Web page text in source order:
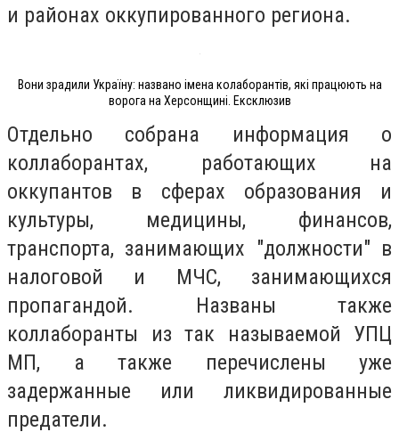
и районах оккупированного региона.
Вони зрадили Україну: названо імена колаборантів, які працюють на
ворога на Херсонщині. Ексклюзив
Отдельно собрана информация о
коллаборантах, работающих на
оккупантов в сферах образования и
культуры, медицины, финансов,
транспорта, занимающих "должности" в
налоговой и МЧС, занимающихся
пропагандой. Названы также
коллаборанты из так называемой УПЦ
МП, а также перечислены уже
задержанные или ликвидированные
предатели.